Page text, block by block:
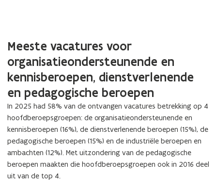
Meeste vacatures voor
organisatieondersteunende en
kennisberoepen, dienstverlenende
en pedagogische beroepen
In 2025 had 58% van de ontvangen vacatures betrekking op 4
hoofdberoepsgroepen: de organisatieondersteunende en
kennisberoepen (16%), de dienstverlenende beroepen (15%), de
pedagogische beroepen (15%) en de industriële beroepen en
ambachten (12%). Met uitzondering van de pedagogische
beroepen maakten die hoofdberoepsgroepen ook in 2016 deel
uit van de top 4.